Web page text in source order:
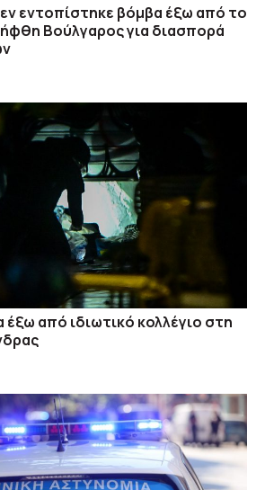
εντοπίστηκε βόμβα έξω από το
Βούλγαρος για διασπορά
έξω από ιδιωτικό κολλέγιο στη